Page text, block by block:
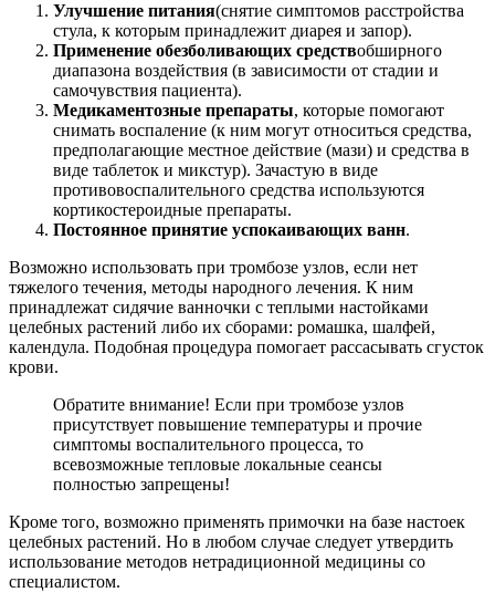
Улучшение питания(снятие симптомов расстройства
стула, к которым принадлежит диарея и запор).
Применение обезболивающих средствобширного
диапазона воздействия (в зависимости от стадии и
самочувствия пациента).
Медикаментозные препараты, которые помогают
снимать воспаление (к ним могут относиться средства,
предполагающие местное действие (мази) и средства в
виде таблеток и микстур). Зачастую в виде
противовоспалительного средства используются
кортикостероидные препараты.
Постоянное принятие успокаивающих ванн.
Возможно использовать при тромбозе узлов, если нет
тяжелого течения, методы народного лечения. К ним
принадлежат сидячие ванночки с теплыми настойками
целебных растений либо их сборами: ромашка, шалфей,
календула. Подобная процедура помогает рассасывать сгусток
крови.
Обратите внимание! Если при тромбозе узлов
присутствует повышение температуры и прочие
симптомы воспалительного процесса, то
всевозможные тепловые локальные сеансы
полностью запрещены!
Кроме того, возможно применять примочки на базе настоек
целебных растений. Но в любом случае следует утвердить
использование методов нетрадиционной медицины со
специалистом.